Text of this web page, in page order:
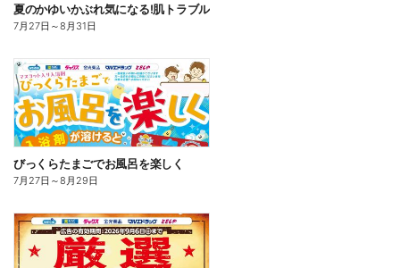
夏のかゆいかぶれ気になる!肌トラブル
7月27日 ～8月31日
びっくらたまごでお風呂を楽しく
7月27日 ～8月29日